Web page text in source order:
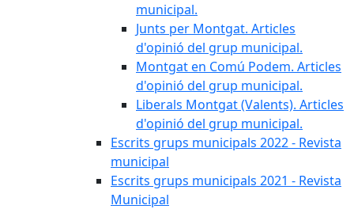
municipal.
Junts per Montgat. Articles
d'opinió del grup municipal.
Montgat en Comú Podem. Articles
d'opinió del grup municipal.
Liberals Montgat (Valents). Articles
d'opinió del grup municipal.
Escrits grups municipals 2022 - Revista
municipal
Escrits grups municipals 2021 - Revista
Municipal